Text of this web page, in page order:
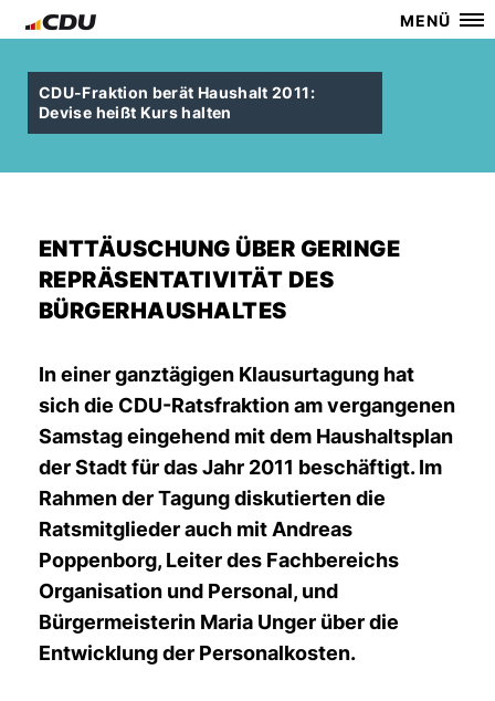
MENÜ
CDU-Fraktion berät Haushalt 2011:
Devise heißt Kurs halten
ENTTÄUSCHUNG ÜBER GERINGE
REPRÄSENTATIVITÄT DES
BÜRGERHAUSHALTES
In einer ganztägigen Klausurtagung hat
sich die CDU-Ratsfraktion am vergangenen
Samstag eingehend mit dem Haushaltsplan
der Stadt für das Jahr 2011 beschäftigt. Im
Rahmen der Tagung diskutierten die
Ratsmitglieder auch mit Andreas
Poppenborg, Leiter des Fachbereichs
Organisation und Personal, und
Bürgermeisterin Maria Unger über die
Entwicklung der Personalkosten.